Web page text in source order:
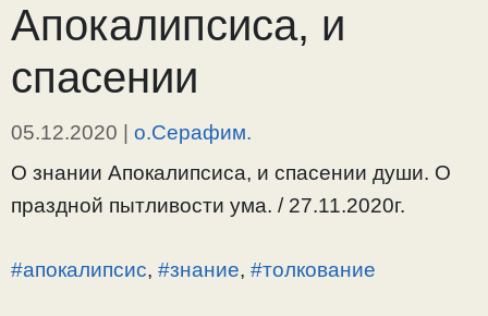
Апокалипсиса, и
спасении
05.12.2020 | о.Серафим.
О знании Апокалипсиса, и спасении души. О
праздной пытливости ума. / 27.11.2020г.
#апокалипсис, #знание, #толкование